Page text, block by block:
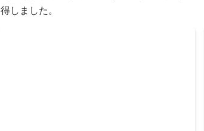
得しました。